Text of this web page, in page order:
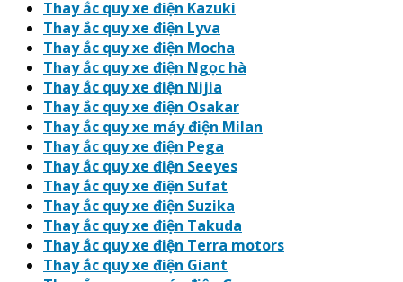
Thay ắc quy xe điện Kazuki
Thay ắc quy xe điện Lyva
Thay ắc quy xe điện Mocha
Thay ắc quy xe điện Ngọc hà
Thay ắc quy xe điện Nijia
Thay ắc quy xe điện Osakar
Thay ắc quy xe máy điện Milan
Thay ắc quy xe điện Pega
Thay ắc quy xe điện Seeyes
Thay ắc quy xe điện Sufat
Thay ắc quy xe điện Suzika
Thay ắc quy xe điện Takuda
Thay ắc quy xe điện Terra motors
Thay ắc quy xe điện Giant